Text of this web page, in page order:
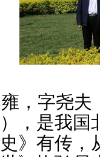
，字尧夫
，是我国
史》有传